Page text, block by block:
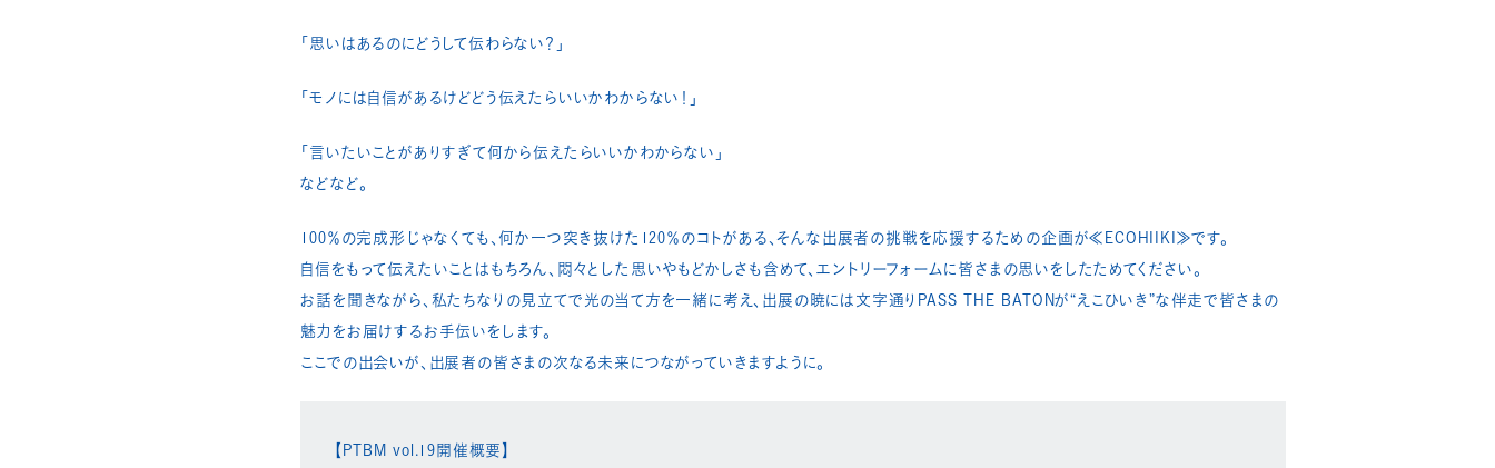
「思いはあるのにどうして伝わらない？」​
「モノには自信があるけどどう伝えたらいいかわからない！」​
「言いたいことがありすぎて何から伝えたらいいかわからない」​
などなど。​
100％の完成形じゃなくても、何か一つ突き抜けた120％のコトがある、そんな出展者の挑戦を応援するための企画が≪ECOHIIKI≫です。
自信をもって伝えたいことはもちろん、悶々とした思いやもどかしさも含めて、エントリーフォームに皆さまの思いをしたためてください。​
お話を聞きながら、私たちなりの見立てで光の当て方を一緒に考え、出展の暁には文字通りPASS THE BATONが“えこひいき”な伴走で皆さまの
魅力をお届けするお手伝いをします。
ここでの出会いが、出展者の皆さまの次なる未来につながっていきますように。
【PTBM vol.19開催概要】